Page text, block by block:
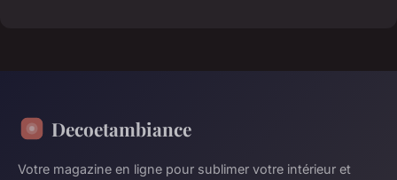
Decoetambiance
Votre magazine en ligne pour sublimer votre intérieur et